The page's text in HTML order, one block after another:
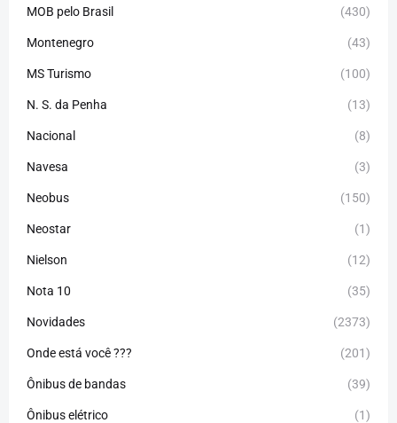
MOB pelo Brasil (430)
Montenegro (43)
MS Turismo (100)
N. S. da Penha (13)
Nacional (8)
Navesa (3)
Neobus (150)
Neostar (1)
Nielson (12)
Nota 10 (35)
Novidades (2373)
Onde está você ??? (201)
Ônibus de bandas (39)
Ônibus elétrico (1)